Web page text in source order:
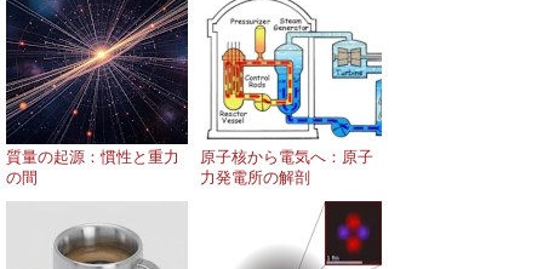
質量の起源：慣性と重力
の間
原子核から電気へ：原子
力発電所の解剖